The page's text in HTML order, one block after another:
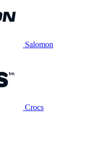
Salomon
Crocs